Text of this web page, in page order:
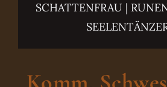
SCHATTENFRAU |